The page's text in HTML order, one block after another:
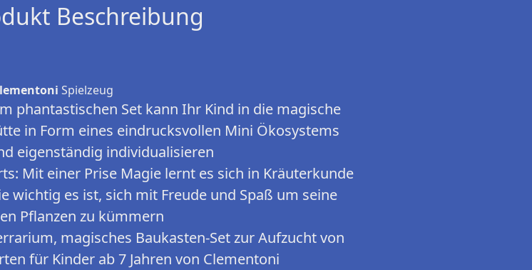
Beschreibung
Spielzeug
phantastischen Set kann Ihr Kind in die magische
in Form eines eindrucksvollen Mini Ökosystems
eigenständig individualisieren
Mit einer Prise Magie lernt es sich in Kräuterkunde
wichtig es ist, sich mit Freude und Spaß um seine
Pflanzen zu kümmern
magisches Baukasten-Set zur Aufzucht von
für Kinder ab 7 Jahren von Clementoni